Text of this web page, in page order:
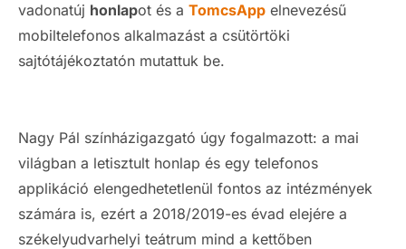
vadonatúj honlapot és a TomcsApp elnevezésű
mobiltelefonos alkalmazást a csütörtöki
sajtótájékoztatón mutattuk be.
Nagy Pál színházigazgató úgy fogalmazott: a mai
világban a letisztult honlap és egy telefonos
applikáció elengedhetetlenül fontos az intézmények
számára is, ezért a 2018/2019-es évad elejére a
székelyudvarhelyi teátrum mind a kettőben